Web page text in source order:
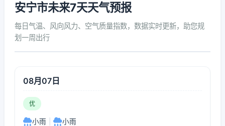
安宁市未来7天天气预报
每日气温、风向风力、空气质量指数，数据实时更新，助您规
划一周出行
08月07日
优
小雨 小雨